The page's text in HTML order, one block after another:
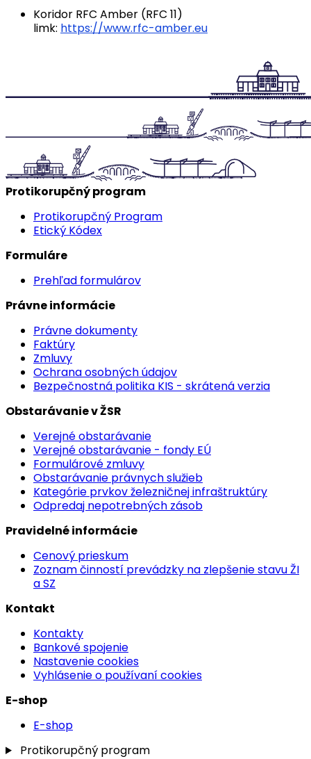
Koridor RFC Amber (RFC 11)
limk: https://www.rfc-amber.eu
Protikorupčný program
Protikorupčný Program
Etický Kódex
Formuláre
Prehľad formulárov
Právne informácie
Právne dokumenty
Faktúry
Zmluvy
Ochrana osobných údajov
Bezpečnostná politika KIS - skrátená verzia
Obstarávanie v ŽSR
Verejné obstarávanie
Verejné obstarávanie - fondy EÚ
Formulárové zmluvy
Obstarávanie právnych služieb
Kategórie prvkov železničnej infraštruktúry
Odpredaj nepotrebných zásob
Pravidelné informácie
Cenový prieskum
Zoznam činností prevádzky na zlepšenie stavu ŽI
a SZ
Kontakt
Kontakty
Bankové spojenie
Nastavenie cookies
Vyhlásenie o používaní cookies
E-shop
E-shop
Protikorupčný program